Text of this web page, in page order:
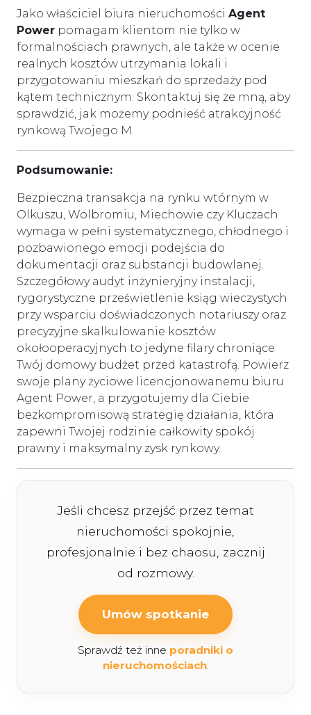
Jako właściciel biura nieruchomości Agent
Power pomagam klientom nie tylko w
formalnościach prawnych, ale także w ocenie
realnych kosztów utrzymania lokali i
przygotowaniu mieszkań do sprzedaży pod
kątem technicznym. Skontaktuj się ze mną, aby
sprawdzić, jak możemy podnieść atrakcyjność
rynkową Twojego M.
Podsumowanie:
Bezpieczna transakcja na rynku wtórnym w
Olkuszu, Wolbromiu, Miechowie czy Kluczach
wymaga w pełni systematycznego, chłodnego i
pozbawionego emocji podejścia do
dokumentacji oraz substancji budowlanej.
Szczegółowy audyt inżynieryjny instalacji,
rygorystyczne prześwietlenie ksiąg wieczystych
przy wsparciu doświadczonych notariuszy oraz
precyzyjne skalkulowanie kosztów
okołooperacyjnych to jedyne filary chroniące
Twój domowy budżet przed katastrofą. Powierz
swoje plany życiowe licencjonowanemu biuru
Agent Power, a przygotujemy dla Ciebie
bezkompromisową strategię działania, która
zapewni Twojej rodzinie całkowity spokój
prawny i maksymalny zysk rynkowy.
Jeśli chcesz przejść przez temat
nieruchomości spokojnie,
profesjonalnie i bez chaosu, zacznij
od rozmowy.
Umów spotkanie
Sprawdź też inne poradniki o
nieruchomościach.